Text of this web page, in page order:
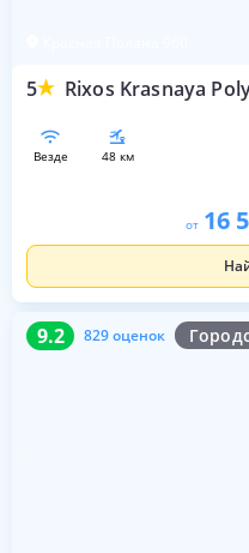
5 Rixos Krasnaya
везде 48 км
от 16
9.2 829 оценок
9.2 829 оценок